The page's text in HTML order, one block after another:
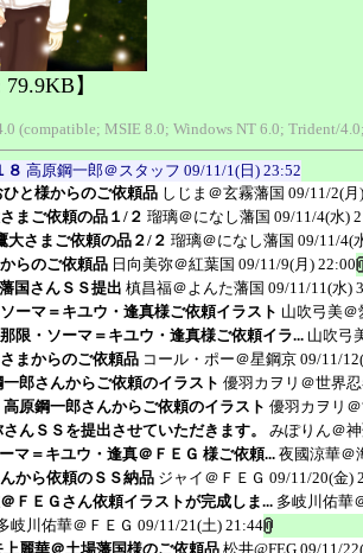
79.9KB】
(compatible; MSIE 8.0; Windows NT 6.0; Trident/
８ 高原鋼一郎＠スタッフ 09/11/1(日) 23:52
ひと様からのご依頼品 しじま＠玄霧藩国 09/11/2(月
まご依頼の品１/２ 瑠璃＠になし藩国 09/11/4(水)
大さまご依頼の品２/２ 瑠璃＠になし藩国 09/11/4(
らのご依頼品 日向美弥＠紅葉国 09/11/9(月) 22:00
国さんＳＳ提出 槙昌福＠よんた藩国 09/11/11(水)
ーマ＝キユウ・逢真様ご依頼イラスト 山吹弓美
限・ソーマ＝キユウ・逢真様ご依頼イラ... 山吹弓
まからのご依頼品 コール・ポー＠星鋼京 09/11/
郎さんからご依頼のイラスト 優羽カヲリ＠世界
原鋼一郎さんからご依頼のイラスト 優羽カヲリ
んＳＳを提出させていただきます。
みぽりん＠
マ＝キユウ・逢真＠ＦＥＧ 様ご依頼... 夜國涼華＠
から依頼のＳＳ納品 ジャイ＠ＦＥＧ 09/11/20(金)
ＦＥＧさん依頼イラストが完成しま... 多岐川佑華
岐川佑華＠ＦＥＧ 09/11/21(土) 21:44
麗華＠土場藩国様のご依頼品 松井@FEG 09/11/